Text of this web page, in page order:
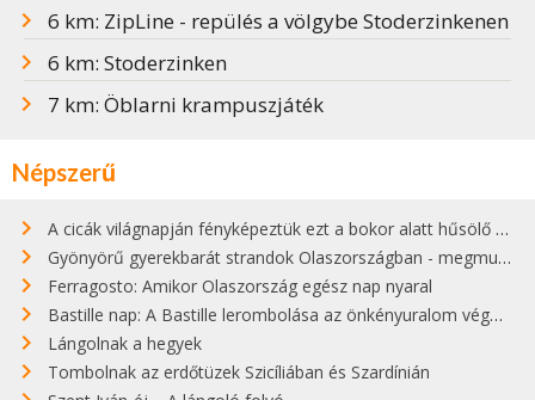
6 km: ZipLine - repülés a völgybe Stoderzinkenen
6 km: Stoderzinken
7 km: Öblarni krampuszjáték
Népszerű
A cicák világnapján fényképeztük ezt a bokor alatt hűsölő cicát Kisorosziban
Gyönyörű gyerekbarát strandok Olaszországban - megmutatjuk a 15 legjobbat
Ferragosto: Amikor Olaszország egész nap nyaral
Bastille nap: A Bastille lerombolása az önkényuralom végét jelentette
Lángolnak a hegyek
Tombolnak az erdőtüzek Szicíliában és Szardínián